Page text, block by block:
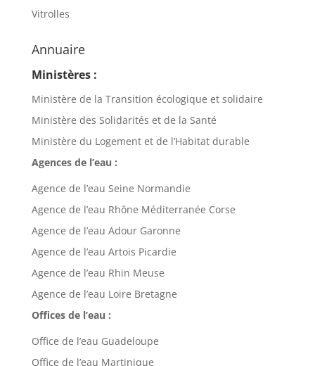
Vitrolles
Annuaire
Ministères :
Ministère de la Transition écologique et solidaire
Ministère des Solidarités et de la Santé
Ministère du Logement et de l’Habitat durable
Agences de l’eau :
Agence de l’eau Seine Normandie
Agence de l’eau Rhône Méditerranée Corse
Agence de l’eau Adour Garonne
Agence de l’eau Artois Picardie
Agence de l’eau Rhin Meuse
Agence de l’eau Loire Bretagne
Offices de l’eau :
Office de l’eau Guadeloupe
Office de l’eau Martinique